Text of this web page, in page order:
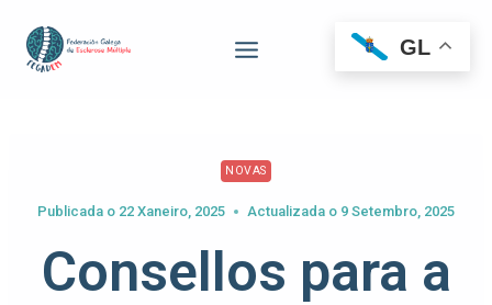
NOVAS
Publicada o 22 Xaneiro, 2025 Actualizada o 9 Setembro, 2025
Consellos para a
GL